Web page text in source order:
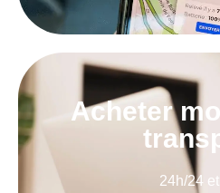
Acheter
24h/24